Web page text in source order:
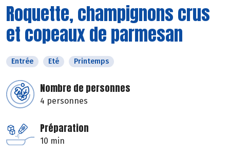
Roquette, champignons crus
et copeaux de parmesan
Entrée Eté Printemps
Nombre de personnes
4 personnes
Préparation
10 min